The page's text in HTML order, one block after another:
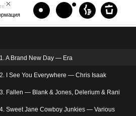
1. A Brand New Day — Era
2. I See You Everywhere — Chris Isaak
3. Fallen — Blank & Jones, Delerium & Rani
4. Sweet Jane Cowboy Junkies — Various